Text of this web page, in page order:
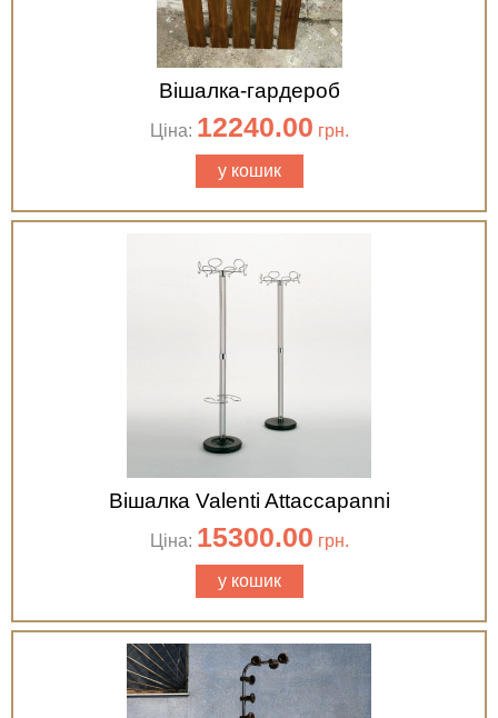
Вішалка-гардероб
Ціна: 12240.00 грн.
у кошик
Вішалка Valenti Attaccapanni
Ціна: 15300.00 грн.
у кошик